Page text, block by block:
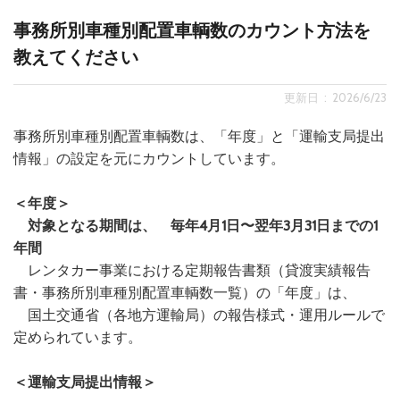
事務所別車種別配置車輌数のカウント方法を
教えてください
更新日 : 2026/6/23
事務所別車種別配置車輌数は、「年度」と「運輸支局提出
情報」の設定を元にカウントしています。
＜年度＞
対象となる期間は、 毎年4月1日〜翌年3月31日までの1
年間
レンタカー事業における定期報告書類（貸渡実績報告
書・事務所別車種別配置車輌数一覧）の「年度」は、
国土交通省（各地方運輸局）の報告様式・運用ルールで
定められています。
＜運輸支局提出情報＞